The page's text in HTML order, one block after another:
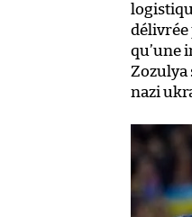
délivrée
qu’une
Zozulya
nazi